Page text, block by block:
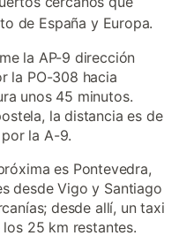
de España y Europa.
la AP-9 dirección
la PO-308 hacia
unos 45 minutos.
la distancia es de
la A-9.
es Pontevedra,
desde Vigo y Santiago
desde allí, un taxi
25 km restantes.